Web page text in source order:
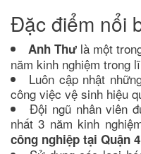
Đặc điểm nổi
Anh Thư là một
năm kinh nghiệm trong
Luôn cập nhật
công việc vệ sinh hiệu
Đội ngũ nhân viên
nhất 3 năm kinh
công nghiệp tại Quận 4